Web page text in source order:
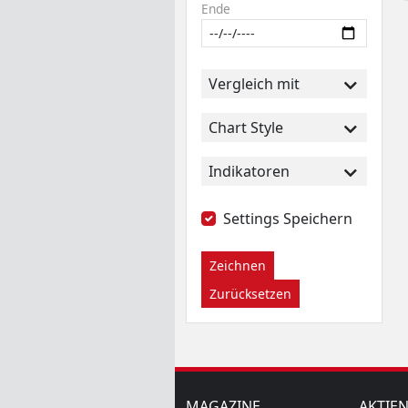
Ende
Vergleich mit
Chart Style
Indikatoren
Settings Speichern
Zeichnen
Zurücksetzen